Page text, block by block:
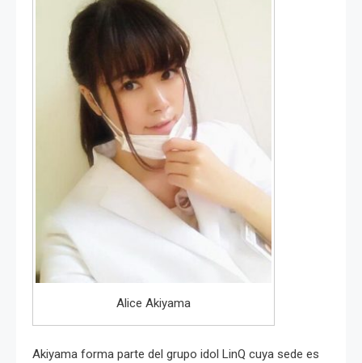
Alice Akiyama
Akiyama forma parte del grupo idol LinQ cuya sede es